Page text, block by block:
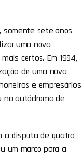
somente sete anos
uma nova
certos. Em 1994,
de uma nova
e empresários
no autódromo de
a disputa de quatro
um marco para a